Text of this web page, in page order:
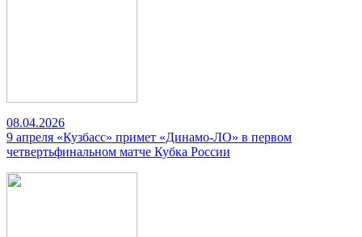
08.04.2026
9 апреля «Кузбасс» примет «Динамо-ЛО» в первом
четвертьфинальном матче Кубка России